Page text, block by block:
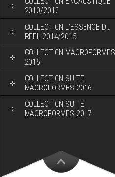
2010/2013
COLLECTION L’ESSENCE DU
REEL 2014/2015
COLLECTION MACROFORMES
2015
COLLECTION SUITE
MACROFORMES 2016
COLLECTION SUITE
MACROFORMES 2017